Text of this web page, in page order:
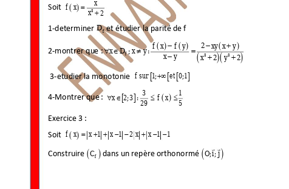
Soit   32
fx
x


1-determiner f
D et étudier la parité de f
2-montrer que :
     
  
33
2
;:
22
f
f x f y xy x y
x D x y
xy xy
  
  

 
3-etudier la monotonie   
1; 0;1
f sur et

4-Montrer que :    
31
2;3 :
29 5
x f x
   
Exercice 3 :
Soit
  1 1 2 1 1
f x x x x x
       
Construire  
f
C dans un repère orthonormé  
;;
O i j